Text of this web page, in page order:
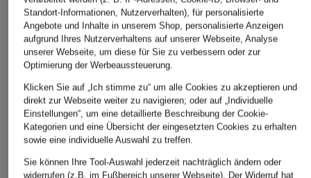
Standort-Informationen, Nutzerverhalten), für personalisierte
Angebote und Inhalte in unserem Shop, personalisierte Anzeigen
aufgrund Ihres Nutzerverhaltens auf unserer Webseite, Analyse
unserer Webseite, um diese für Sie zu verbessern oder zur
Optimierung der Werbeaussteuerung.
Klicken Sie auf „Ich stimme zu“ um alle Cookies zu akzeptieren und
direkt zur Webseite weiter zu navigieren; oder auf „Individuelle
Einstellungen“, um eine detaillierte Beschreibung der Cookie-
Kategorien und eine Übersicht der eingesetzten Cookies zu erhalten
sowie eine individuelle Auswahl zu treffen.
Sie können Ihre Tool-Auswahl jederzeit nachträglich ändern oder
widerrufen (z.B. im Fußbereich unserer Webseite). Der Widerruf hat